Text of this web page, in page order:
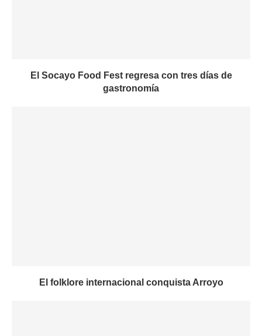
El Socayo Food Fest regresa con tres días de
gastronomía
El folklore internacional conquista Arroyo